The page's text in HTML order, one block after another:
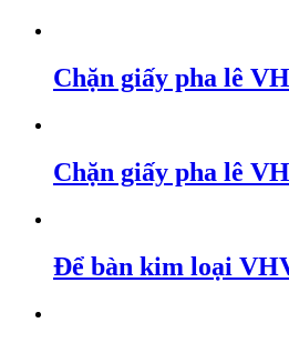
Chặn giấy pha lê
Chặn giấy pha lê
Để bàn kim loại